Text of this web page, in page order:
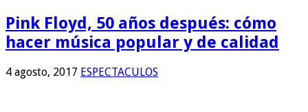
Pink Floyd, 50 años después: cómo
hacer música popular y de calidad
4 agosto, 2017 ESPECTACULOS